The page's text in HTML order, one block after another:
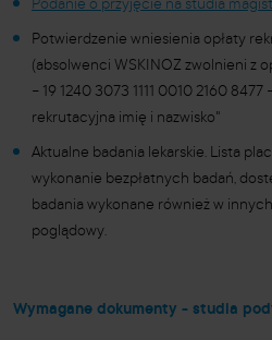
Podanie o przyjęcie na studia
Potwierdzenie wniesienia opłaty
(absolwenci WSKINOZ zwolnieni z
– 19 1240 3073 1111 0010 2160 8477
rekrutacyjna imię i nazwisko"
Aktualne badania lekarskie. Lista
wykonanie bezpłatnych badań,
badania wykonane również w
poglądowy.
Wymagane dokumenty - studia